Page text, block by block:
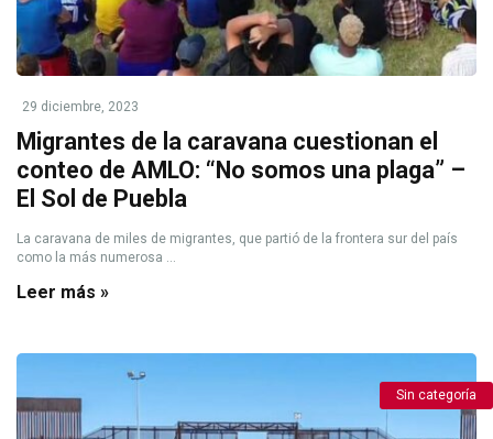
29 diciembre, 2023
Migrantes de la caravana cuestionan el
conteo de AMLO: “No somos una plaga” –
El Sol de Puebla
La caravana de miles de migrantes, que partió de la frontera sur del país
como la más numerosa ...
Leer más »
Sin categoría